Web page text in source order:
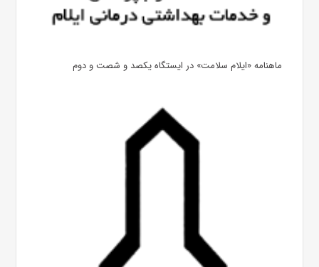
ماهنامه «ایلام سلامت» در ایستگاه یکصد و شصت و دوم